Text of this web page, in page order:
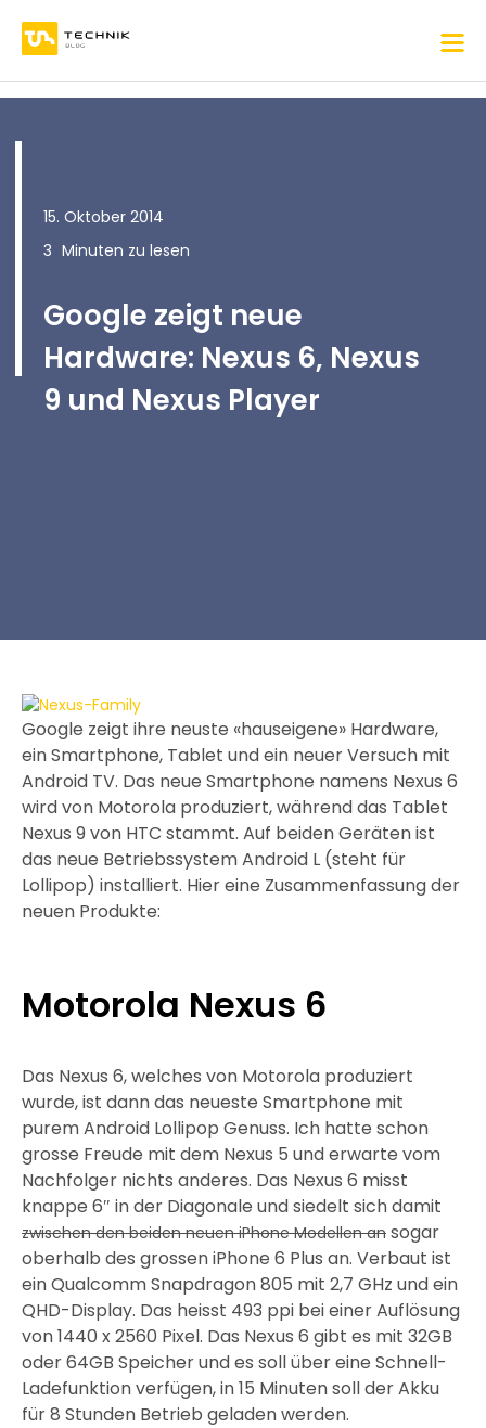
15. Oktober 2014
3 Minuten zu lesen
Google zeigt neue
Hardware: Nexus 6, Nexus
9 und Nexus Player
Google zeigt ihre neuste «hauseigene» Hardware,
ein Smartphone, Tablet und ein neuer Versuch mit
Android TV. Das neue Smartphone namens Nexus 6
wird von Motorola produziert, während das Tablet
Nexus 9 von HTC stammt. Auf beiden Geräten ist
das neue Betriebssystem Android L (steht für
Lollipop) installiert. Hier eine Zusammenfassung der
neuen Produkte:
Motorola Nexus 6
Das Nexus 6, welches von Motorola produziert
wurde, ist dann das neueste Smartphone mit
purem Android Lollipop Genuss. Ich hatte schon
grosse Freude mit dem Nexus 5 und erwarte vom
Nachfolger nichts anderes. Das Nexus 6 misst
knappe 6″ in der Diagonale und siedelt sich damit
zwischen den beiden neuen iPhone Modellen an sogar
oberhalb des grossen iPhone 6 Plus an. Verbaut ist
ein Qualcomm Snapdragon 805 mit 2,7 GHz und ein
QHD-Display. Das heisst 493 ppi bei einer Auflösung
von 1440 x 2560 Pixel. Das Nexus 6 gibt es mit 32GB
oder 64GB Speicher und es soll über eine Schnell-
Ladefunktion verfügen, in 15 Minuten soll der Akku
für 8 Stunden Betrieb geladen werden.